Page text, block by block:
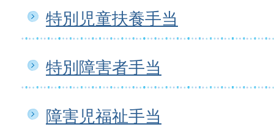
特別児童扶養手当
特別障害者手当
障害児福祉手当